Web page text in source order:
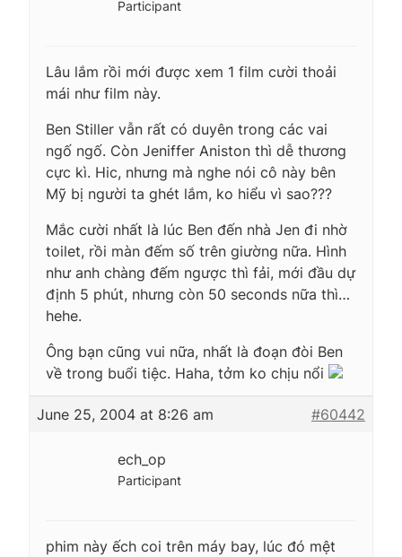
Participant
Lâu lắm rồi mới được xem 1 film cười thoải
mái như film này.
Ben Stiller vẫn rất có duyên trong các vai
ngố ngố. Còn Jeniffer Aniston thì dễ thương
cực kì. Hic, nhưng mà nghe nói cô này bên
Mỹ bị người ta ghét lắm, ko hiểu vì sao???
Mắc cười nhất là lúc Ben đến nhà Jen đi nhờ
toilet, rồi màn đếm số trên giường nữa. Hình
như anh chàng đếm ngược thì fải, mới đầu dự
định 5 phút, nhưng còn 50 seconds nữa thì…
hehe.
Ông bạn cũng vui nữa, nhất là đoạn đòi Ben
về trong buổi tiệc. Haha, tởm ko chịu nổi
June 25, 2004 at 8:26 am #60442
ech_op
Participant
phim này ếch coi trên máy bay, lúc đó mệt